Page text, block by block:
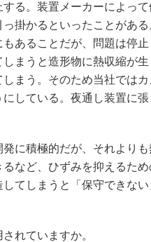
メイドイン
植物工場
知財マネジメ
海外生産
グローバル設
新型コロナ
る。装置メーカーによっ
掛かるといったことがあ
あることだが、問題は停
まうと造形物に熱収縮が
まう。そのため当社では
している。夜通し装置に
に積極的だが、それより
など、ひずみを抑えるた
てしまうと「保守できな
れていますか。